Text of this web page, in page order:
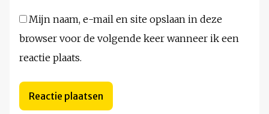
Mijn naam, e-mail en site opslaan in deze
browser voor de volgende keer wanneer ik een
reactie plaats.